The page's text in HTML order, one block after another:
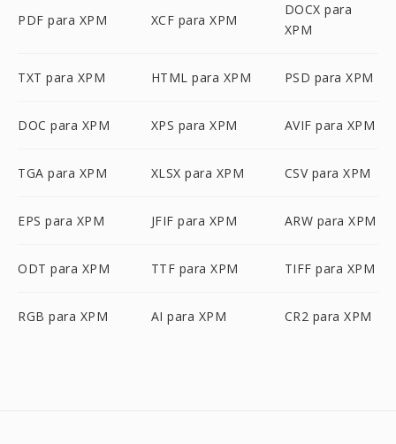
PDF para XPM XCF para XPM
DOCX para
XPM
TXT para XPM HTML para XPM PSD para XPM
DOC para XPM XPS para XPM AVIF para XPM
TGA para XPM XLSX para XPM CSV para XPM
EPS para XPM JFIF para XPM ARW para XPM
ODT para XPM TTF para XPM TIFF para XPM
RGB para XPM AI para XPM CR2 para XPM